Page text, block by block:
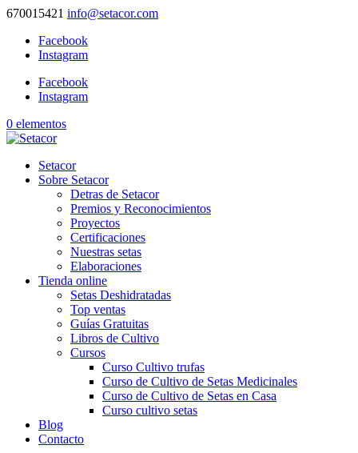
670015421 info@setacor.com
Facebook
Instagram
Facebook
Instagram
0 elementos
Setacor
Sobre Setacor
Detras de Setacor
Premios y Reconocimientos
Proyectos
Certificaciones
Nuestras setas
Elaboraciones
Tienda online
Setas Deshidratadas
Top ventas
Guías Gratuitas
Libros de Cultivo
Cursos
Curso Cultivo trufas
Curso de Cultivo de Setas Medicinales
Curso de Cultivo de Setas en Casa
Curso cultivo setas
Blog
Contacto